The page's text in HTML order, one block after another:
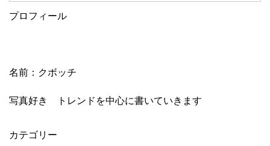
プロフィール
名前：クボッチ
写真好き トレンドを中心に書いていきます
カテゴリー